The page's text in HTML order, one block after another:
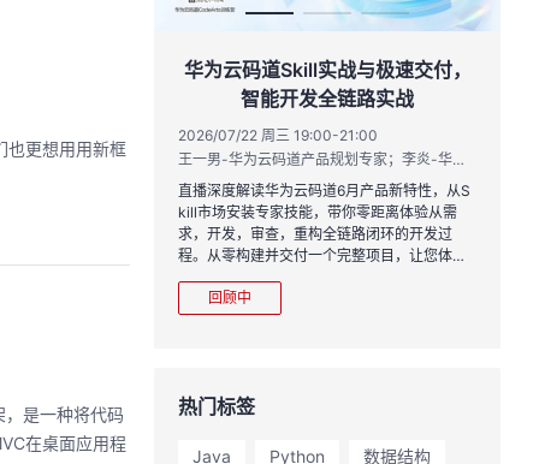
也更想用用新框
是一种将代码
在桌面应用程
负责人
华为云码道Skill实战与极速交付，
智能开发全链路实战
2026/07/22 周三 19:00-21:00
王一男-华为云码道产品规划专家；李炎-华为云码道产品专家；姜浩-华为云HCDG核心组成员
直播深度解读华为云码道6月产品新特性，从S
kill市场安装专家技能，带你零距离体验从需
求，开发，审查，重构全链路闭环的开发过
程。从零构建并交付一个完整项目，让您体验
从代码提交到服务上线的“极速”之旅。
回顾中
热门标签
Java Python 数据结构